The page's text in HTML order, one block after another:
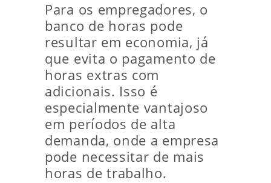
Para os empregadores, o
banco de horas pode
resultar em economia, já
que evita o pagamento de
horas extras com
adicionais. Isso é
especialmente vantajoso
em períodos de alta
demanda, onde a empresa
pode necessitar de mais
horas de trabalho.